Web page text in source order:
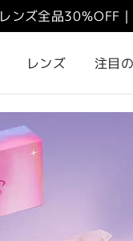
レンズ全品30％OFF
レンズ 注目